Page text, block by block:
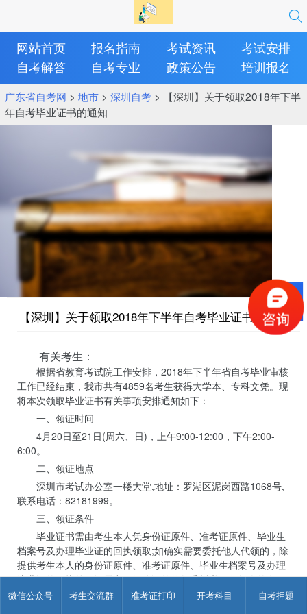
微信公众号 考生交流群 准考证打印 开考科目 自考押题
网站首页 报名指南 考试资讯
考试安排
自考解答
自考专业 政策公告 培训报名
广东省自考网 > 地市> 深圳自考> 【深圳】关于领取2018年下半
年自考毕业证书的通知
【深圳】关于领取2018年下半年自考毕业证书的通知
有关考生：
根据省教育考试院工作安排，2018年下半年省自考毕业审核
工作已经结束，我市共有4859名考生获得大学本、专科文凭。现
将本次领取毕业证书有关事项安排通知如下：
一、领证时间
4月20日至21日(周六、日)，上午9:00-12:00，下午2:00-
6:00。
二、领证地点
深圳市考试办公室一楼大堂,地址：罗湖区泥岗西路1068号,
联系电话：82181999。
三、领证条件
毕业证书需由考生本人凭身份证原件、准考证原件、毕业生
档案号及办理毕业证的回执领取;如确实需要委托他人代领的，除
提供考生本人的身份证原件、准考证原件、毕业生档案号及办理
毕业证的回执外，还需出示经公证的代领委托书及代领人的有效
身份证件原件。